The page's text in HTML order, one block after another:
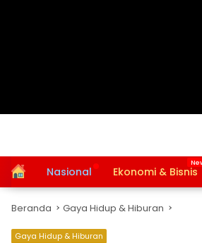
HomeNasional Ekonomi & Bisnis
Beranda Gaya Hidup & Hiburan
Gaya Hidup & Hiburan